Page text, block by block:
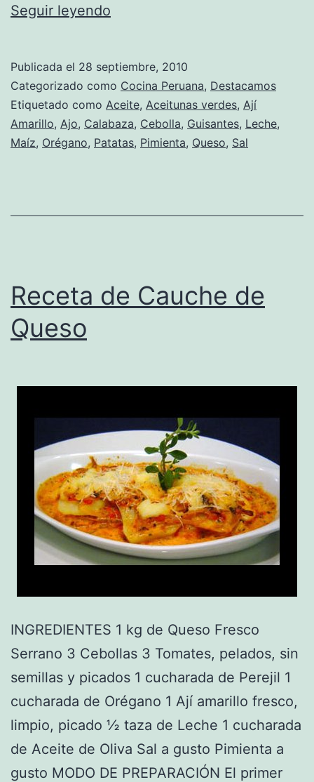
Seguir leyendo
Publicada el 28 septiembre, 2010
Categorizado como Cocina Peruana, Destacamos
Etiquetado como Aceite, Aceitunas verdes, Ají
Amarillo, Ajo, Calabaza, Cebolla, Guisantes, Leche,
Maíz, Orégano, Patatas, Pimienta, Queso, Sal
Receta de Cauche de
Queso
INGREDIENTES 1 kg de Queso Fresco
Serrano 3 Cebollas 3 Tomates, pelados, sin
semillas y picados 1 cucharada de Perejil 1
cucharada de Orégano 1 Ají amarillo fresco,
limpio, picado ½ taza de Leche 1 cucharada
de Aceite de Oliva Sal a gusto Pimienta a
gusto MODO DE PREPARACIÓN El primer